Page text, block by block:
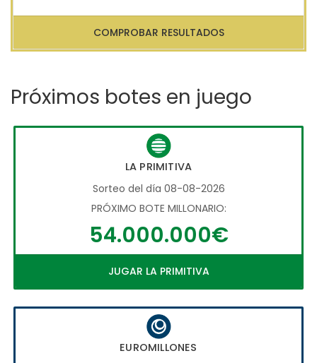
COMPROBAR RESULTADOS
Próximos botes en juego
LA PRIMITIVA
Sorteo del día 08-08-2026
PRÓXIMO BOTE MILLONARIO:
54.000.000€
JUGAR LA PRIMITIVA
EUROMILLONES